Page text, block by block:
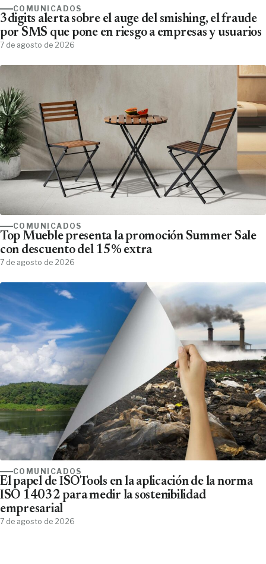
COMUNICADOS
3digits alerta sobre el auge del smishing, el fraude
por SMS que pone en riesgo a empresas y usuarios
7 de agosto de 2026
COMUNICADOS
Top Mueble presenta la promoción Summer Sale
con descuento del 15% extra
7 de agosto de 2026
COMUNICADOS
El papel de ISOTools en la aplicación de la norma
ISO 14032 para medir la sostenibilidad
empresarial
7 de agosto de 2026